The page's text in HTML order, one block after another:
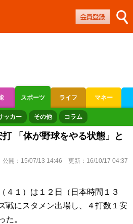
スポーツ ライフ マネー
レース
ッカー その他 コラム
「体が野球をやる状態」と
公開： 15/07/13 14:46 更新： 16/10/17 04:37
１）は１２日（日本時間１３
戦にスタメン出場し、４打数１安
た。